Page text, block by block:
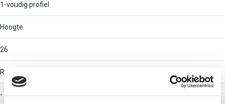
1-voudig profiel
Hoogte
26
RAL-nummer
-